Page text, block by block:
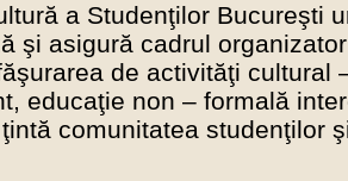
a Studenţilor Bucureşti
şi asigură cadrul
de activităţi cultural
educaţie non – formală
comunitatea studenţilor